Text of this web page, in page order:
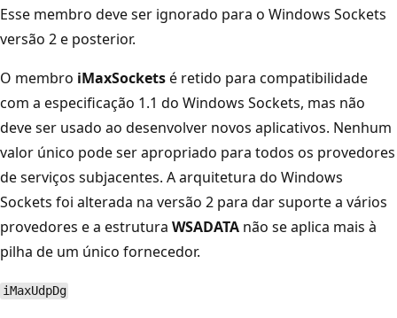
Esse membro deve ser ignorado para o Windows Sockets
versão 2 e posterior.
O membro iMaxSocketsé retido para compatibilidade
com a especificação 1.1 do Windows Sockets, mas não
deve ser usado ao desenvolver novos aplicativos. Nenhum
valor único pode ser apropriado para todos os provedores
de serviços subjacentes. A arquitetura do Windows
Sockets foi alterada na versão 2 para dar suporte a vários
provedores e a estrutura WSADATA não se aplica mais à
pilha de um único fornecedor.
iMaxUdpDg